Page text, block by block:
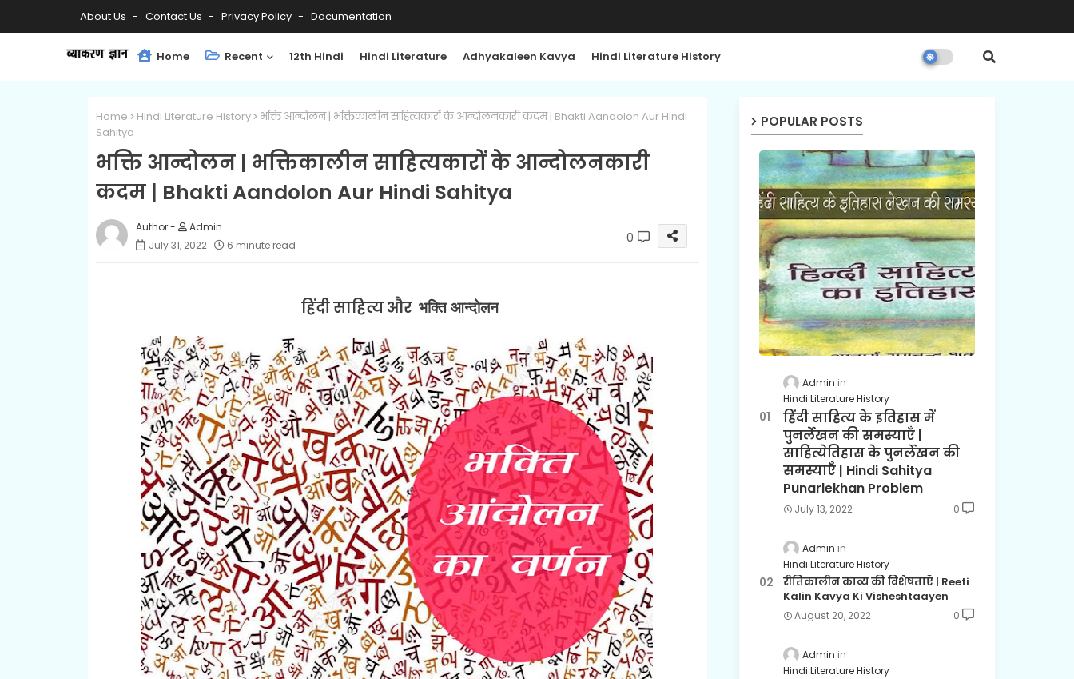
About Us Contact Us Privacy Policy Documentation
Home Recent 12th Hindi Hindi Literature Adhyakaleen Kavya Hindi Literature History
Home Hindi Literature History
भक्ति आन्दोलन | भक्तिकालीन साहित्यकारों के आन्दोलनकारी कदम | Bhakti Aandolon Aur Hindi
Sahitya
भक्ति आन्दोलन | भक्तिकालीन साहित्यकारों के आन्दोलनकारी
कदम | Bhakti Aandolon Aur Hindi Sahitya
Admin
July 31, 2022
6 minute read 0
हिंदी साहित्य और भक्ति आन्दोलन
POPULAR POSTS
Admin
Hindi Literature History
हिंदी साहित्य के इतिहास में
पुनर्लेखन की समस्याएँ |
साहित्येतिहास के पुनर्लेखन की
समस्याएँ | Hindi Sahitya
Punarlekhan Problem
July 13, 2022 0
Admin
Hindi Literature History
रीतिकालीन काव्य की विशेषताएँ | Reeti
Kalin Kavya Ki Visheshtaayen
August 20, 2022 0
Admin
Hindi Literature History